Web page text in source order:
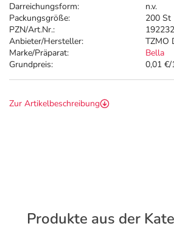
Darreichungsform:
n.v.
Packungsgröße:
200 St
PZN/Art.Nr.:
Anbieter/Hersteller:
TZMO
Marke/Präparat:
Bella
Grundpreis:
0,01
Zur Artikelbeschreibung
Produkte aus der